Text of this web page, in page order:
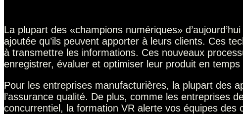
La plupart des «champions numériques»
ajoutée qu’ils peuvent apporter à leurs clients. Ces
à transmettre les informations. Ces nouveaux
enregistrer, évaluer et optimiser leur produit en
Pour les entreprises manufacturières, la plupart des
l’assurance qualité. De plus, comme les entreprises
concurrentiel, la formation VR alerte vos équipes